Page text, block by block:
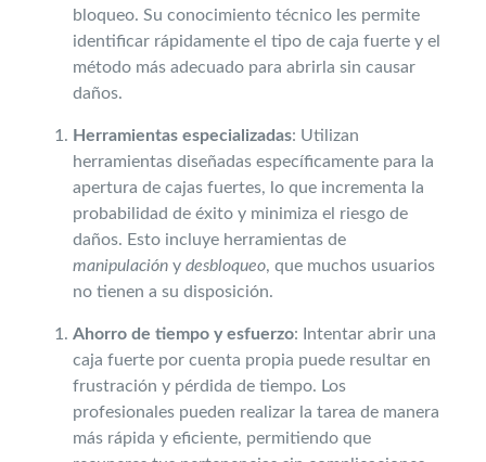
bloqueo. Su conocimiento técnico les permite
identificar rápidamente el tipo de caja fuerte y el
método más adecuado para abrirla sin causar
daños.
Herramientas especializadas: Utilizan
herramientas diseñadas específicamente para la
apertura de cajas fuertes, lo que incrementa la
probabilidad de éxito y minimiza el riesgo de
daños. Esto incluye herramientas de
manipulación ydesbloqueo, que muchos usuarios
no tienen a su disposición.
Ahorro de tiempo y esfuerzo: Intentar abrir una
caja fuerte por cuenta propia puede resultar en
frustración y pérdida de tiempo. Los
profesionales pueden realizar la tarea de manera
más rápida y eficiente, permitiendo que